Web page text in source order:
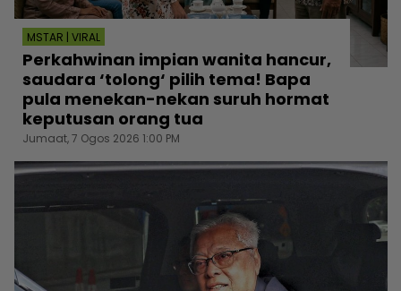
MSTAR | VIRAL
Perkahwinan impian wanita hancur,
saudara ‘tolong‘ pilih tema! Bapa
pula menekan-nekan suruh hormat
keputusan orang tua
Jumaat, 7 Ogos 2026 1:00 PM